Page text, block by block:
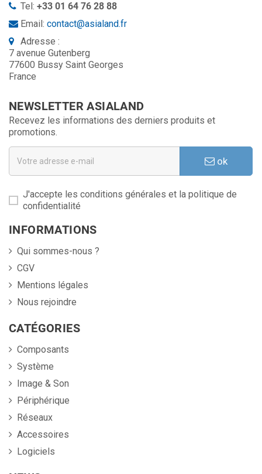
Tel: +33 01 64 76 28 88
Email: contact@asialand.fr
Adresse :
7 avenue Gutenberg
77600 Bussy Saint Georges
France
NEWSLETTER ASIALAND
Recevez les informations des derniers produits et
promotions.
ok
J'accepte les conditions générales et la politique de
confidentialité
INFORMATIONS
Qui sommes-nous ?
CGV
Mentions légales
Nous rejoindre
CATÉGORIES
Composants
Système
Image & Son
Périphérique
Réseaux
Accessoires
Logiciels